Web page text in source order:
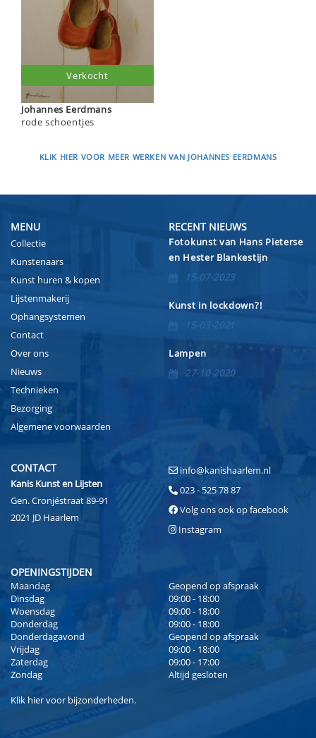
Johannes Eerdmans
rode schoentjes
Verkocht
KLIK HIER VOOR MEER WERKEN VAN JOHANNES EERDMANS
MENU
Collectie
Kunstenaars
Kunst huren & kopen
Lijstenmakerij
Ophangsystemen
Contact
Over ons
Nieuws
Technieken
Bezorging
Algemene voorwaarden
RECENT NIEUWS
Fotokunst van Hans Pieterse
en Hester Blankestijn
15-07-2023
Kunst in lockdown?!
15-03-2021
Lampen
27-10-2020
CONTACT
Kanis Kunst en Lijsten
Gen. Cronjéstraat 89-91
2021 JD Haarlem
info@kanishaarlem.nl
023 - 525 78 87
Volg ons ook op facebook
Instagram
OPENINGSTIJDEN
Maandag
Geopend op afspraak
Dinsdag
09:00 - 18:00
Woensdag
09:00 - 18:00
Donderdag
09:00 - 18:00
Donderdagavond
Geopend op afspraak
Vrijdag
09:00 - 18:00
Zaterdag
09:00 - 17:00
Zondag
Altijd gesloten
Klik hiervoor bijzonderheden.